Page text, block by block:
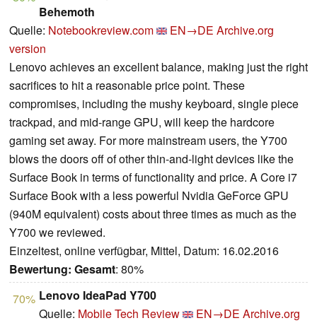
Behemoth
Quelle: Notebookreview.com EN→DE Archive.org
version
Lenovo achieves an excellent balance, making just the right
sacrifices to hit a reasonable price point. These
compromises, including the mushy keyboard, single piece
trackpad, and mid-range GPU, will keep the hardcore
gaming set away. For more mainstream users, the Y700
blows the doors off of other thin-and-light devices like the
Surface Book in terms of functionality and price. A Core i7
Surface Book with a less powerful Nvidia GeForce GPU
(940M equivalent) costs about three times as much as the
Y700 we reviewed.
Einzeltest, online verfügbar, Mittel, Datum: 16.02.2016
Bewertung: Gesamt: 80%
70% Lenovo IdeaPad Y700
Quelle: Mobile Tech Review EN→DE Archive.org